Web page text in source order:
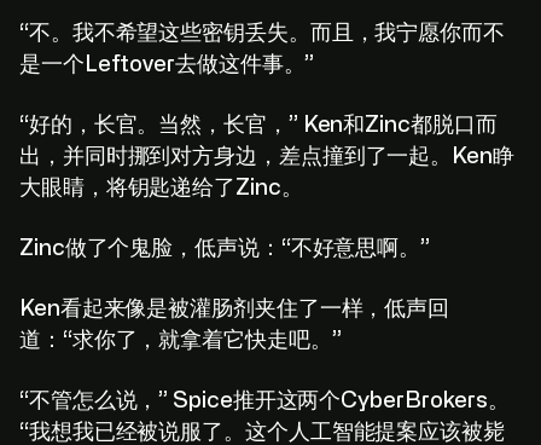
“不。我不希望这些密钥丢失。而且，我宁愿你而不
是一个Leftover去做这件事。”
“好的，长官。当然，长官，” Ken和Zinc都脱口而
出，并同时挪到对方身边，差点撞到了一起。Ken睁
大眼睛，将钥匙递给了Zinc。
Zinc做了个鬼脸，低声说：“不好意思啊。”
Ken看起来像是被灌肠剂夹住了一样，低声回
道：“求你了，就拿着它快走吧。”
“不管怎么说，” Spice推开这两个CyberBrokers。
“我想我已经被说服了。这个人工智能提案应该被毙